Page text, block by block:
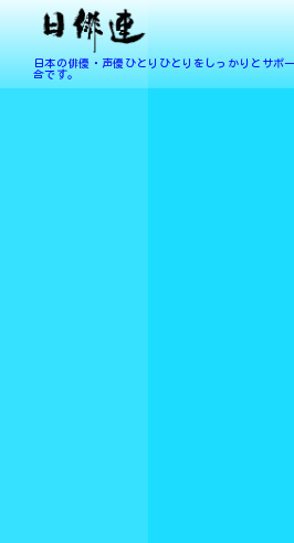
日本の俳優・声優ひとりひとりをしっかりとサポ
合です。